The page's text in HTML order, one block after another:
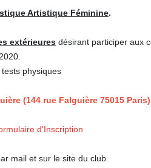
Artistique Féminine.
extérieures désirant participer aux
physiques
(144 rue Falguière 75015
d'Inscription
mail et sur le site du club.